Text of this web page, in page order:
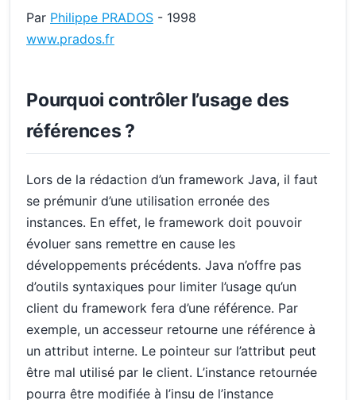
Par Philippe PRADOS - 1998
www.prados.fr
Pourquoi contrôler l’usage des
références ?
Lors de la rédaction d’un framework Java, il faut
se prémunir d’une utilisation erronée des
instances. En effet, le framework doit pouvoir
évoluer sans remettre en cause les
développements précédents. Java n’offre pas
d’outils syntaxiques pour limiter l’usage qu’un
client du framework fera d’une référence. Par
exemple, un accesseur retourne une référence à
un attribut interne. Le pointeur sur l’attribut peut
être mal utilisé par le client. L’instance retournée
pourra être modifiée à l’insu de l’instance